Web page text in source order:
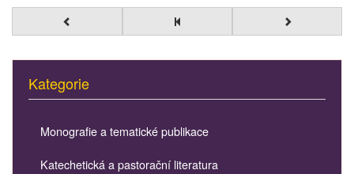
Kategorie
Monografie a tematické publikace
Katechetická a pastorační literatura